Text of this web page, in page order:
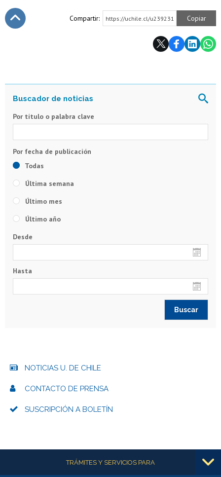
Compartir: https://uchile.cl/u239231 Copiar
Por título o palabra clave
Todas
Última semana
Último mes
Último año
Desde
Hasta
NOTICIAS U. DE CHILE
CONTACTO DE PRENSA
SUSCRIPCIÓN A BOLETÍN
Más informaciónTRÁMITES Y SERVICIOS PARA